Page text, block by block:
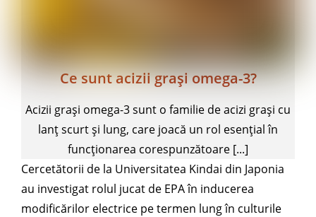
Ce sunt acizii grași omega-3?
Acizii grași omega-3 sunt o familie de acizi grași cu
lanț scurt și lung, care joacă un rol esențial în
funcționarea corespunzătoare [...]
Cercetătorii de la Universitatea Kindai din Japonia
au investigat rolul jucat de EPA în inducerea
modificărilor electrice pe termen lung în culturile